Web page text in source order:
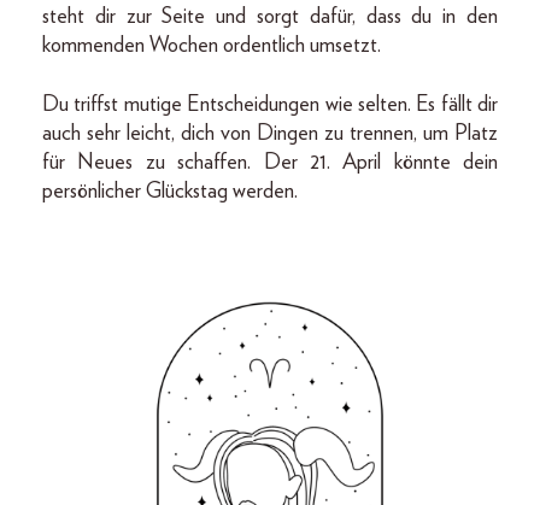
steht dir zur Seite und sorgt dafür, dass du in den
kommenden Wochen ordentlich umsetzt.
Du triffst mutige Entscheidungen wie selten. Es fällt dir
auch sehr leicht, dich von Dingen zu trennen, um Platz
für Neues zu schaffen. Der 21. April könnte dein
persönlicher Glückstag werden.